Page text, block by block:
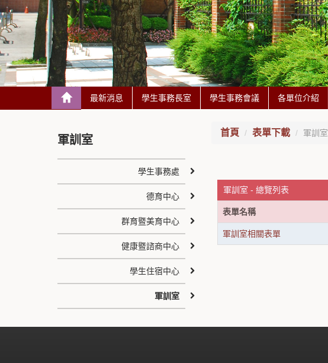
最新消息 學生事務長室 學生事務會議 各單位介紹
首頁 表單下載 軍訓室
軍訓室 - 總覽列表
表單名稱
軍訓室相關表單
軍訓室
學生事務處
德育中心
群育暨美育中心
健康暨諮商中心
學生住宿中心
軍訓室